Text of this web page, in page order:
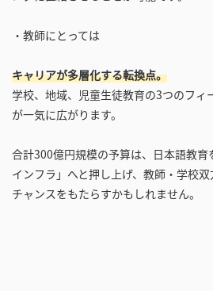
・教師にとっては
キャリアが多層化する転換点。
学校、地域、児童生徒教育の3つのフィ
が一気に広がります。
合計300億円規模の予算は、日本語教
インフラ」へと押し上げ、教師・学校双
チャンスをもたらすかもしれません。